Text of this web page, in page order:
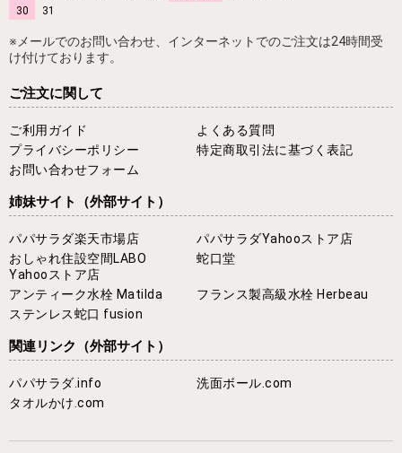
30
31
※メールでのお問い合わせ、インターネットでのご注文は24時間受
け付けております。
ご注文に関して
ご利用ガイド
よくある質問
プライバシーポリシー
特定商取引法に基づく表記
お問い合わせフォーム
姉妹サイト （外部サイト）
パパサラダ楽天市場店
パパサラダYahooストア店
おしゃれ住設空間LABO
Yahooストア店
蛇口堂
アンティーク水栓 Matilda
フランス製高級水栓 Herbeau
ステンレス蛇口 fusion
関連リンク （外部サイト）
パパサラダ.info
洗面ボール.com
タオルかけ.com